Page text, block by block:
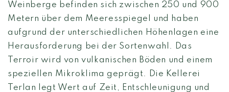
Weinberge befinden sich zwischen 250 und 900
Metern über dem Meeresspiegel und haben
aufgrund der unterschiedlichen Höhenlagen eine
Herausforderung bei der Sortenwahl. Das
Terroir wird von vulkanischen Böden und einem
speziellen Mikroklima geprägt. Die Kellerei
Terlan legt Wert auf Zeit, Entschleunigung und